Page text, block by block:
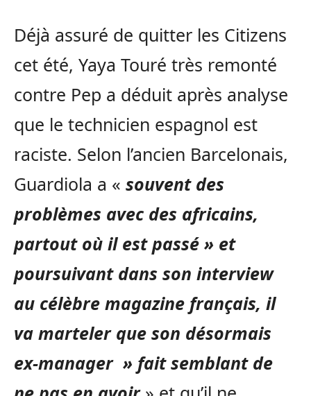
Déjà assuré de quitter les Citizens
cet été, Yaya Touré très remonté
contre Pep a déduit après analyse
que le technicien espagnol est
raciste. Selon l’ancien Barcelonais,
Guardiola a « souvent des
problèmes avec des africains,
partout où il est passé » et
poursuivant dans son interview
au célèbre magazine français, il
va marteler que son désormais
ex-manager » fait semblant de